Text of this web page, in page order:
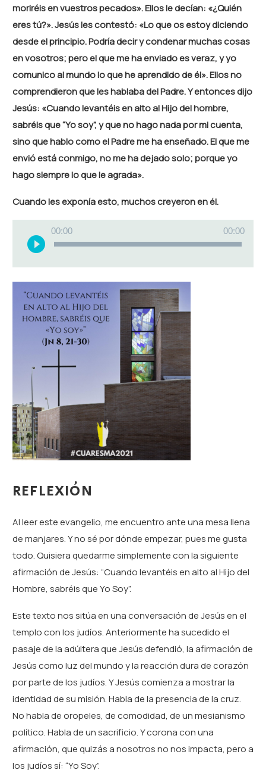
moriréis en vuestros pecados». Ellos le decían: «¿Quién
eres tú?». Jesús les contestó: «Lo que os estoy diciendo
desde el principio. Podría decir y condenar muchas cosas
en vosotros; pero el que me ha enviado es veraz, y yo
comunico al mundo lo que he aprendido de él». Ellos no
comprendieron que les hablaba del Padre. Y entonces dijo
Jesús: «Cuando levantéis en alto al Hijo del hombre,
sabréis que “Yo soy”, y que no hago nada por mi cuenta,
sino que hablo como el Padre me ha enseñado. El que me
envió está conmigo, no me ha dejado solo; porque yo
hago siempre lo que le agrada».
Cuando les exponía esto, muchos creyeron en él.
Reproductor
00:00 00:00
REFLEXIÓN
Al leer este evangelio, me encuentro ante una mesa llena
de manjares. Y no sé por dónde empezar, pues me gusta
todo. Quisiera quedarme simplemente con la siguiente
afirmación de Jesús: “Cuando levantéis en alto al Hijo del
Hombre, sabréis que Yo Soy”.
Este texto nos sitúa en una conversación de Jesús en el
templo con los judíos. Anteriormente ha sucedido el
pasaje de la adúltera que Jesús defendió, la afirmación de
Jesús como luz del mundo y la reacción dura de corazón
por parte de los judíos. Y Jesús comienza a mostrar la
identidad de su misión. Habla de la presencia de la cruz.
No habla de oropeles, de comodidad, de un mesianismo
político. Habla de un sacrificio. Y corona con una
afirmación, que quizás a nosotros no nos impacta, pero a
los judíos sí: “Yo Soy”.